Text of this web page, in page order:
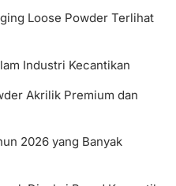
Loose Powder Terlihat
Industri Kecantikan
Akrilik Premium dan
2026 yang Banyak